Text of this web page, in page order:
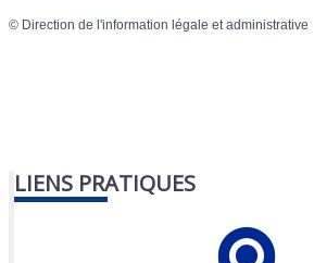
© Direction de l'information légale et administrative
LIENS PRATIQUES